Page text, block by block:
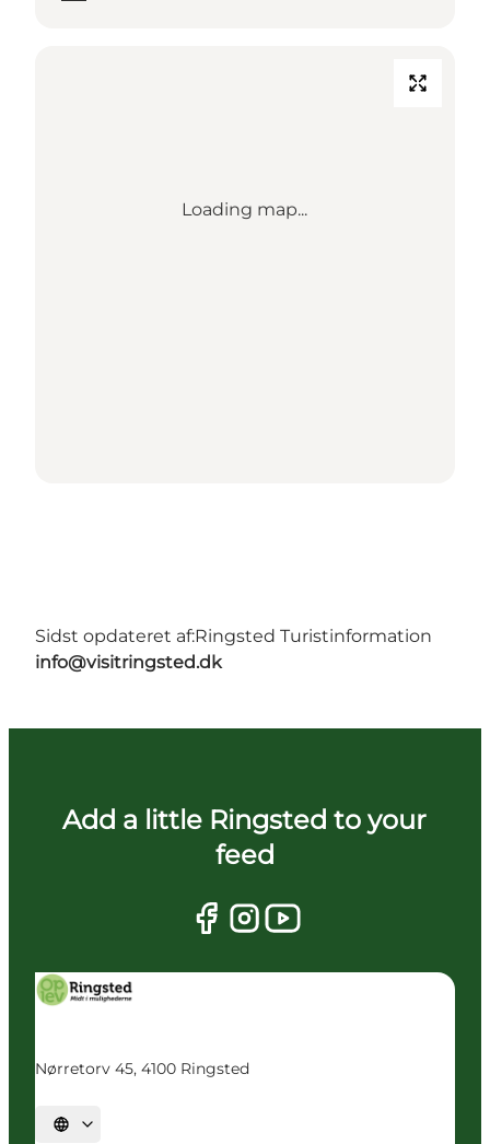
Loading map...
Sidst opdateret af:Ringsted Turistinformation
info@visitringsted.dk
Add a little Ringsted to your
feed
Nørretorv 45, 4100 Ringsted
Vælg sprog